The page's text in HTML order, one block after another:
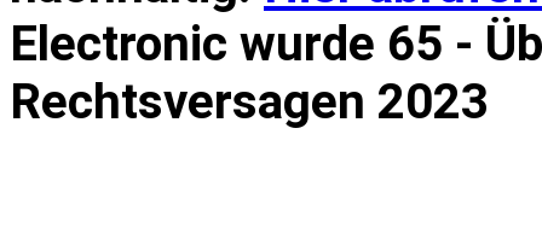
Electronic wurde 65 -
Rechtsversagen 2023